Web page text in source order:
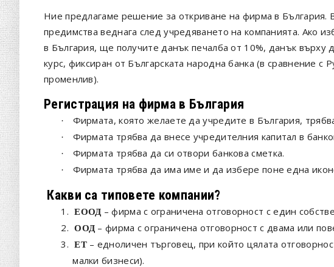
Ние предлагаме решение за откриване на фирма в България.
предимства веднага след учредяването на компанията. Ако
в България, ще получите данък печалба от 10%, данък върху
курс, фиксиран от Българската народна банка (в сравнение с
променлив).
Регистрация на фирма в България
· Фирмата, която желаете да учредите в България,
· Фирмата трябва да внесе учредителния капитал в
· Фирмата трябва да си отвори банкова сметка.
· Фирмата трябва да има име и да избере поне една
Какви са типовете компании?
1. ЕООД – фирма с ограничена отговорност с един
2.
ООД – фирма с ограничена отговорност с двама или
3.
ЕТ– едноличен търговец, при който цялата
малки бизнеси).